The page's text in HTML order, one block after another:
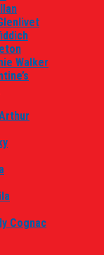
Walker
Cognac